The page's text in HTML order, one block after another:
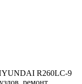
R260LC-9
ремонт